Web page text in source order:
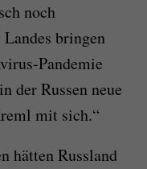
noch
bringen
Pandemie
der Russen neue
mit sich.“
hätten Russland